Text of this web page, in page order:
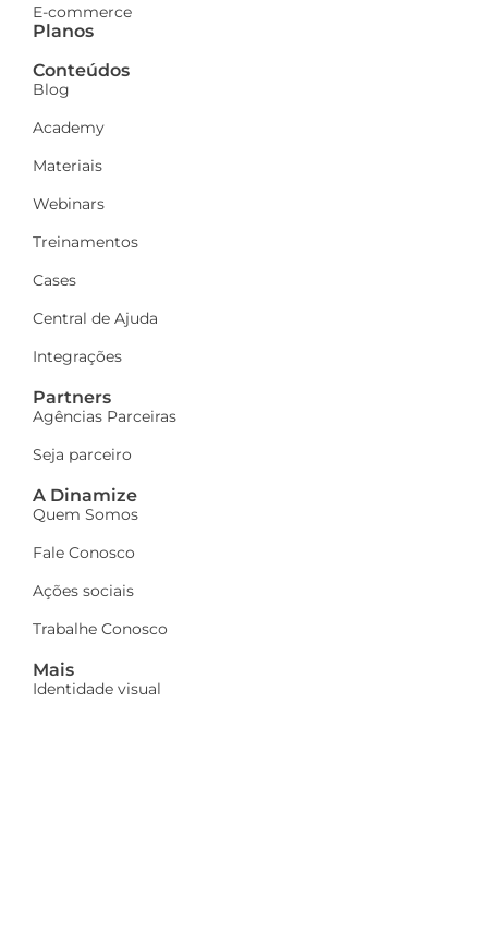
E-commerce
Planos
Conteúdos
Blog
Academy
Materiais
Webinars
Treinamentos
Cases
Central de Ajuda
Integrações
Partners
Agências Parceiras
Seja parceiro
A Dinamize
Quem Somos
Fale Conosco
Ações sociais
Trabalhe Conosco
Mais
Identidade visual